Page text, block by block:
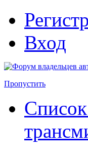
Вход
Пропустить